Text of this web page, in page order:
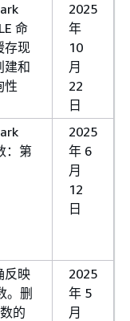
命
存现
建和
性
2025
年
10
月
22
日
：第
2025
年 6
月
12
日
反映
。删
的
2025
年 5
月